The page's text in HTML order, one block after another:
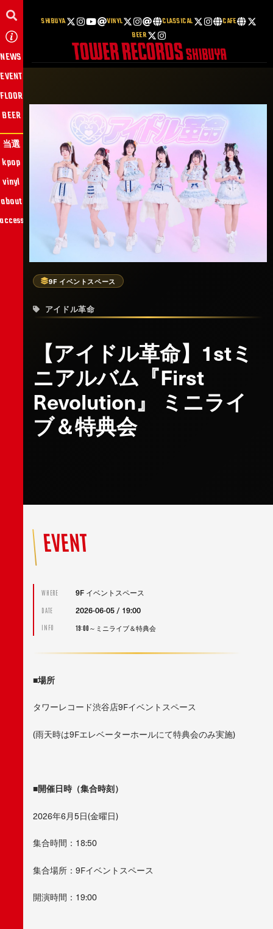
SHIBUYA VINYL CLASSICAL
CAFE
BEER
NEWS
EVENT
当選
FLOOR
BEER
kpop
vinyl
about
9F イベントスペース
アイドル革命
【アイドル革命】1stミ
ニアルバム『First
Revolution』 ミニライ
ブ＆特典会
EVENT
WHERE 9F イベントスペース
DATE 2026-06-05 / 19:00
INFO 19:00～ミニライブ＆特典会
■場所
タワーレコード渋谷店9Fイベントスペース
(雨天時は9Fエレベーターホールにて特典会のみ実施)
■開催日時（集合時刻）
2026年6月5日(金曜日)
集合時間：18:50
集合場所：9Fイベントスペース
開演時間：19:00